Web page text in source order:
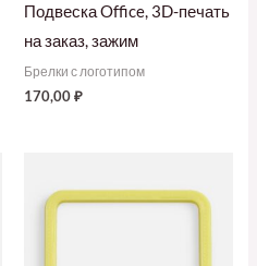
Подвеска Office, 3D-печать
на заказ, зажим
Брелки с логотипом
170,00₽